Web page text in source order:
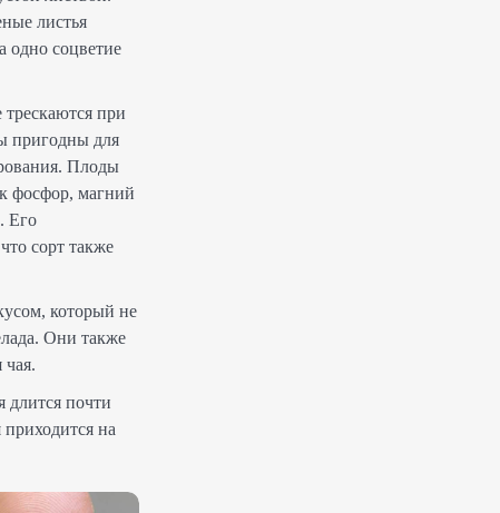
листья
одно соцветие
при
пригодны для
Плоды
фосфор, магний
Его
сорт также
который не
Они также
длится почти
на